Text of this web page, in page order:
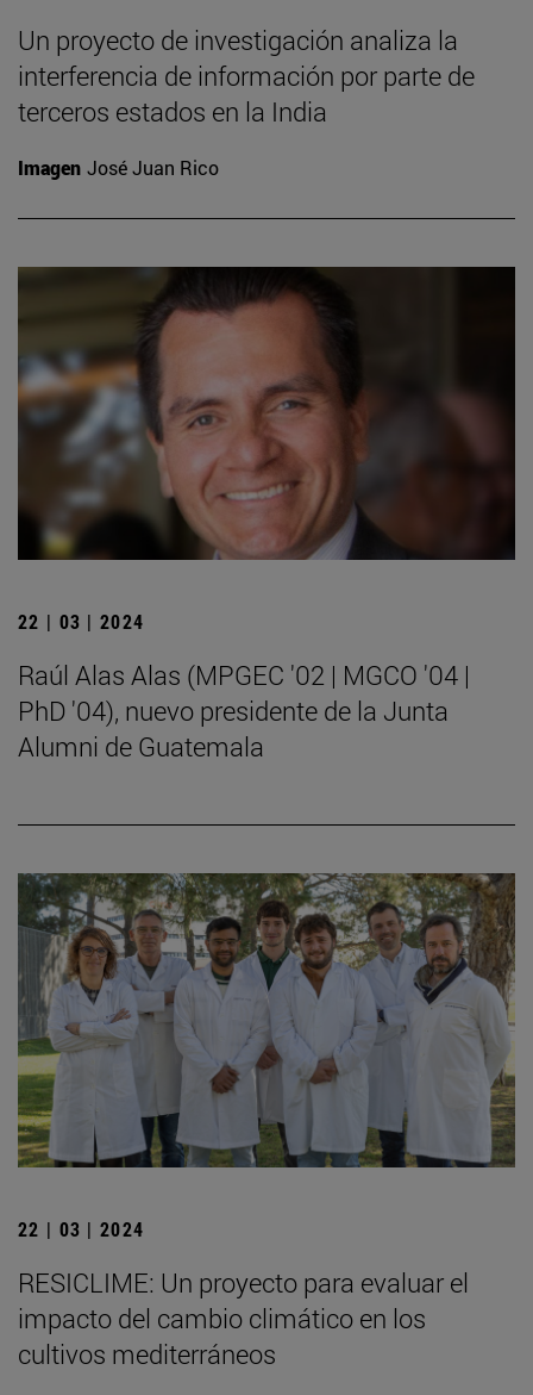
Un proyecto de investigación analiza la
interferencia de información por parte de
terceros estados en la India
Imagen José Juan Rico
22 | 03 | 2024
Raúl Alas Alas (MPGEC '02 | MGCO '04 |
PhD '04), nuevo presidente de la Junta
Alumni de Guatemala
22 | 03 | 2024
RESICLIME: Un proyecto para evaluar el
impacto del cambio climático en los
cultivos mediterráneos